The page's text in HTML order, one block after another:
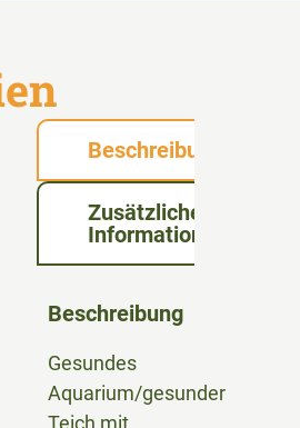
Beschreibung
Zusätzliche
Informationen
Beschreibung
Gesundes
Aquarium/gesunder
Teich mit